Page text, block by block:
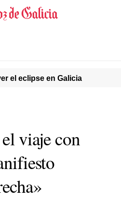
el eclipse en Galicia
viaje con